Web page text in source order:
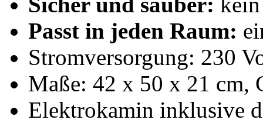
Passt in jeden Raum:
Stromversorgung: 230
Maße: 42 x 50 x 21 cm,
Elektrokamin inklusive